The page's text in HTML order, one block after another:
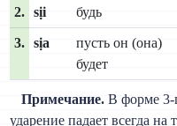
2. sịi будь
3. sịa
пусть он (она)
будет
Примечание. В форме 3-
ударение падает всегда на